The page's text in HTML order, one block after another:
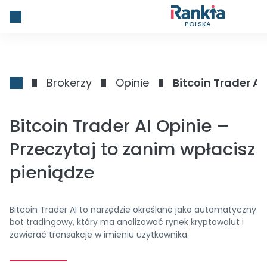
POLSKA
Brokerzy Opinie Bitcoin Trader
Bitcoin Trader AI Opinie –
Przeczytaj to zanim wpłacisz
pieniądze
Bitcoin Trader AI to narzędzie określane jako automatyczny
bot tradingowy, który ma analizować rynek kryptowalut i
zawierać transakcje w imieniu użytkownika.